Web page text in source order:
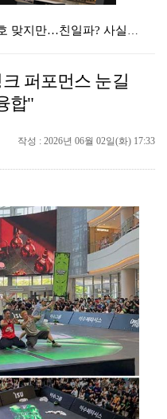
하영 측 "증조부 안상호 맞지만…친일파? 사실무근" […
"아예 다른 관계잖아"…황정민 폭로자, 팬 주장에 반박…
"블랙핑크 데뷔 10주년 행사로 국중박 입장 통제"…문…
기록적인 폭염에 멈췄던 KBO, 11일부터 순위 경쟁 …
고영욱, 도 넘은 저격 논란…이번엔 박하선에 "감당 안…
경찰, 대한축구협회 '심판 성접대 논란' 수사 여부 검…
정연, JYP엔터 떠나 새 시작 "가장 큰 중심 트와이…
퍼포먼스 눈길
합"
작성 : 2026년 06월 02일(화) 17:33